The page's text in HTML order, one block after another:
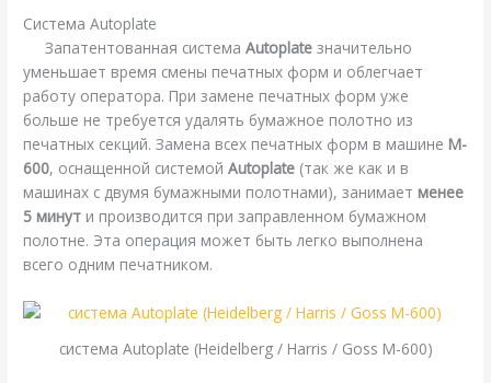
Система Autoplate
Запатентованная системаAutoplate значительно
уменьшает время смены печатных форм и облегчает
работу оператора. При замене печатных форм уже
больше не требуется удалять бумажное полотно из
печатных секций. Замена всех печатных форм в машине M-
600, оснащенной системойAutoplate (так же как и в
машинах с двумя бумажными полотнами), занимает менее
5 минут и производится при заправленном бумажном
полотне. Эта операция может быть легко выполнена
всего одним печатником.
система Autoplate (Heidelberg / Harris / Goss M-600)